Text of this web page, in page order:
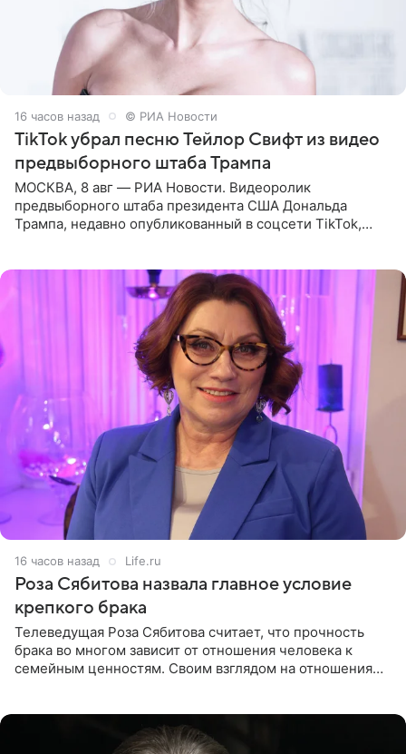
16 часов назад © РИА Новости
TikTok убрал песню Тейлор Свифт из видео
предвыборного штаба Трампа
МОСКВА, 8 авг — РИА Новости. Видеоролик
предвыборного штаба президента США Дональда
Трампа, недавно опубликованный в соцсети TikTok,
16 часов назад Life.ru
Роза Сябитова назвала главное условие
крепкого брака
Телеведущая Роза Сябитова считает, что прочность
брака во многом зависит от отношения человека к
семейным ценностям. Своим взглядом на отношения